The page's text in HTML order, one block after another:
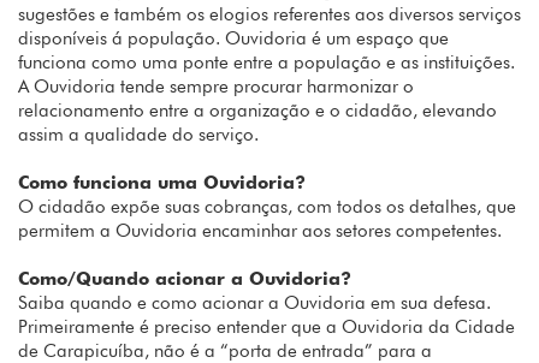
sugestões e também os elogios referentes aos diversos serviços
disponíveis á população. Ouvidoria é um espaço que
funciona como uma ponte entre a população e as instituições.
A Ouvidoria tende sempre procurar harmonizar o
relacionamento entre a organização e o cidadão, elevando
assim a qualidade do serviço.
Como funciona uma Ouvidoria?
O cidadão expõe suas cobranças, com todos os detalhes, que
permitem a Ouvidoria encaminhar aos setores competentes.
Como/Quando acionar a Ouvidoria?
Saiba quando e como acionar a Ouvidoria em sua defesa.
Primeiramente é preciso entender que a Ouvidoria da Cidade
de Carapicuíba, não é a “porta de entrada” para a